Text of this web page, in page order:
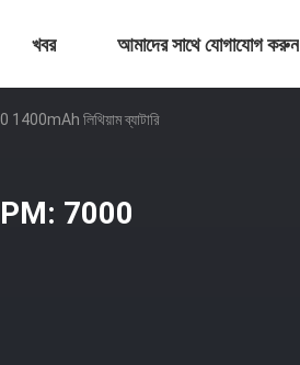
খবর আমাদের সাথে যোগাযোগ করুন
লিথিয়াম ব্যাটারি
7000